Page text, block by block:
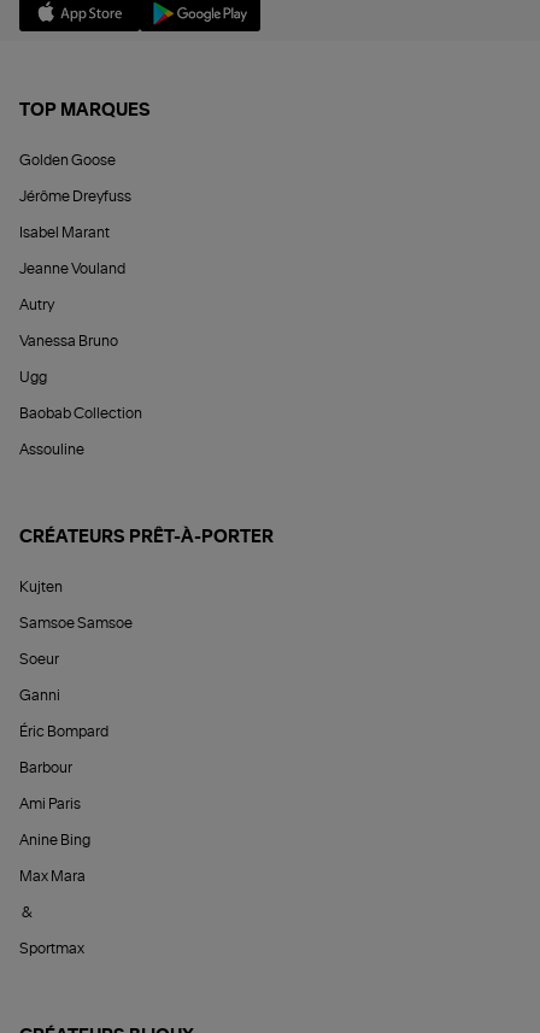
TOP MARQUES
Golden Goose
Jérôme Dreyfuss
Isabel Marant
Jeanne Vouland
Autry
Vanessa Bruno
Ugg
Baobab Collection
Assouline
CRÉATEURS PRÊT-À-PORTER
Kujten
Samsoe Samsoe
Soeur
Ganni
Éric Bompard
Barbour
Ami Paris
Anine Bing
Max Mara
&
Sportmax